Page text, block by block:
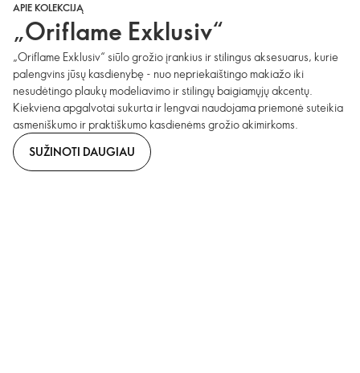
APIE KOLEKCIJĄ
„Oriflame Exklusiv“
„Oriflame Exklusiv“ siūlo grožio įrankius ir stilingus aksesuarus, kurie
palengvins jūsų kasdienybę - nuo nepriekaištingo makiažo iki
nesudėtingo plaukų modeliavimo ir stilingų baigiamųjų akcentų.
Kiekviena apgalvotai sukurta ir lengvai naudojama priemonė suteikia
asmeniškumo ir praktiškumo kasdienėms grožio akimirkoms.
SUŽINOTI DAUGIAU